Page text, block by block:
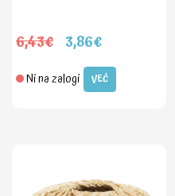
6,43€ 3,86€
Ni na zalogi VEČ